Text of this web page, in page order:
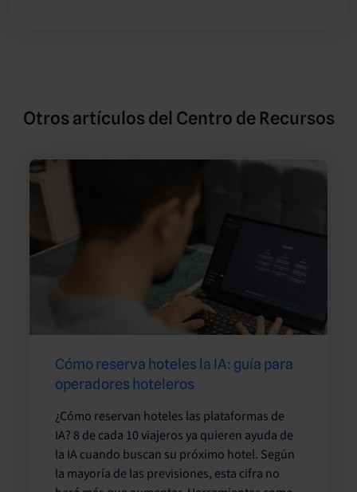
Otros artículos del Centro de Recursos
Cómo reserva hoteles la IA: guía para
operadores hoteleros
¿Cómo reservan hoteles las plataformas de
IA? 8 de cada 10 viajeros ya quieren ayuda de
la IA cuando buscan su próximo hotel. Según
la mayoría de las previsiones, esta cifra no